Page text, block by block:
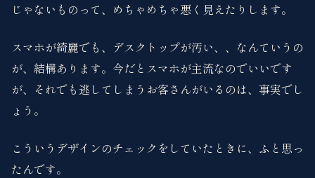
じゃないものって、めちゃめちゃ悪く見えたりします。
スマホが綺麗でも、デスクトップが汚い、、なんていうの
が、結構あります。今だとスマホが主流なのでいいです
が、それでも逃してしまうお客さんがいるのは、事実でし
ょう。
こういうデザインのチェックをしていたときに、ふと思っ
たんです。